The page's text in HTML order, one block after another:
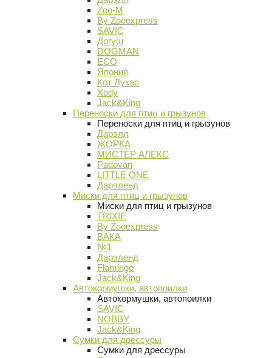
Zoo-M
By Zooexpress
SAVIC
Догуш
DOGMAN
ECO
Япония
Кот Лукас
Xody
Jack&King
Переноски для птиц и грызунов
Переноски для птиц и грызунов
Дарэлл
ЖОРКА
МИСТЕР АЛЕКС
Padovan
LITTLE ONE
Дарэленд
Миски для птиц и грызунов
Миски для птиц и грызунов
TRIXIE
By Zooexpress
ВАКА
№1
Дарэленд
Flamingo
Jack&King
Автокормушки, автопоилки
Автокормушки, автопоилки
SAVIC
NOBBY
Jack&King
Сумки для дрессуры
Сумки для дрессуры